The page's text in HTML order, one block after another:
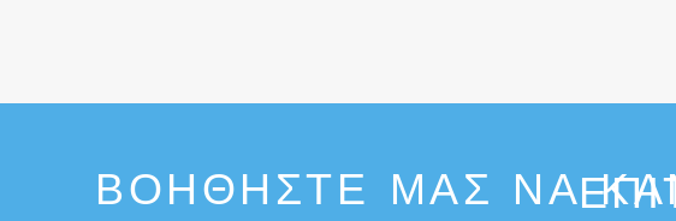
ΒΟΗΘΉΣΤΕ ΜΑΣ ΝΑ